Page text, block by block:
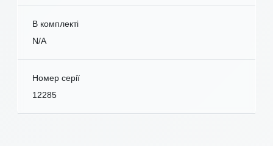
В комплекті
N/A
Номер серії
12285